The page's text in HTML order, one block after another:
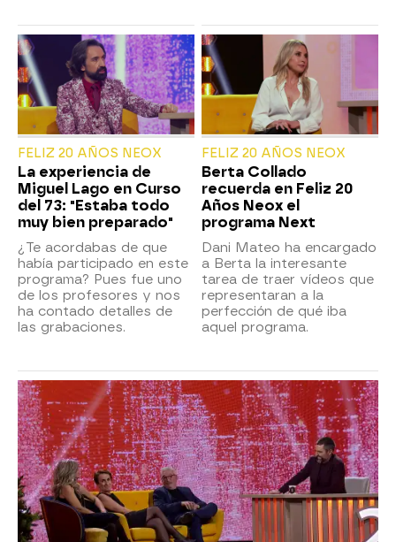
FELIZ 20 AÑOS NEOX
La experiencia de
Miguel Lago en Curso
del 73: "Estaba todo
muy bien preparado"
¿Te acordabas de que
había participado en este
programa? Pues fue uno
de los profesores y nos
ha contado detalles de
las grabaciones.
FELIZ 20 AÑOS NEOX
Berta Collado
recuerda en Feliz 20
Años Neox el
programa Next
Dani Mateo ha encargado
a Berta la interesante
tarea de traer vídeos que
representaran a la
perfección de qué iba
aquel programa.